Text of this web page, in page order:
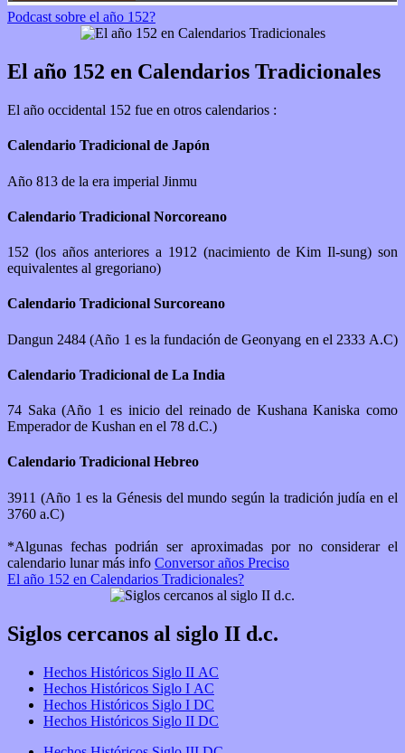
Podcast sobre el año 152?
El año 152 en Calendarios Tradicionales
El año occidental 152 fue en otros calendarios :
Calendario Tradicional de Japón
Año 813 de la era imperial Jinmu
Calendario Tradicional Norcoreano
152 (los años anteriores a 1912 (nacimiento de Kim Il-sung) son
equivalentes al gregoriano)
Calendario Tradicional Surcoreano
Dangun 2484 (Año 1 es la fundación de Geonyang en el 2333 A.C)
Calendario Tradicional de La India
74 Saka (Año 1 es inicio del reinado de Kushana Kaniska como
Emperador de Kushan en el 78 d.C.)
Calendario Tradicional Hebreo
3911 (Año 1 es la Génesis del mundo según la tradición judía en el
3760 a.C)
*Algunas fechas podrián ser aproximadas por no considerar el
calendario lunar más info Conversor años Preciso
El año 152 en Calendarios Tradicionales?
Siglos cercanos al siglo II d.c.
Hechos Históricos Siglo II AC
Hechos Históricos Siglo I AC
Hechos Históricos Siglo I DC
Hechos Históricos Siglo II DC